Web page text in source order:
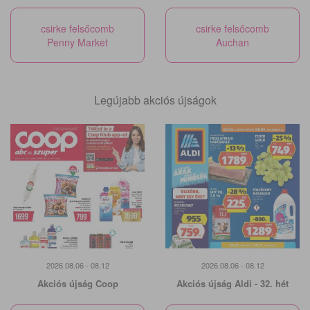
csirke felsőcomb
Penny Market
csirke felsőcomb
Auchan
Legújabb akciós újságok
2026.08.06 - 08.12
Akciós újság Coop
2026.08.06 - 08.12
Akciós újság Aldi - 32. hét